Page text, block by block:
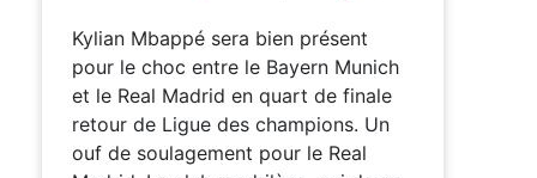
Kylian Mbappé sera bien présent
pour le choc entre le Bayern Munich
et le Real Madrid en quart de finale
retour de Ligue des champions. Un
ouf de soulagement pour le Real